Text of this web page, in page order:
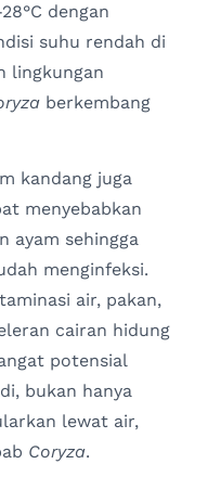
dengan
suhu rendah di
lingkungan
berkembang
kandang juga
menyebabkan
ayam sehingga
menginfeksi.
air, pakan,
cairan hidung
potensial
bukan hanya
lewat air,
Coryza.